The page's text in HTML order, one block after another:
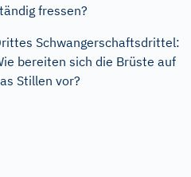
fressen?
Schwangerschaftsdrittel:
bereiten sich die Brüste auf
Stillen vor?